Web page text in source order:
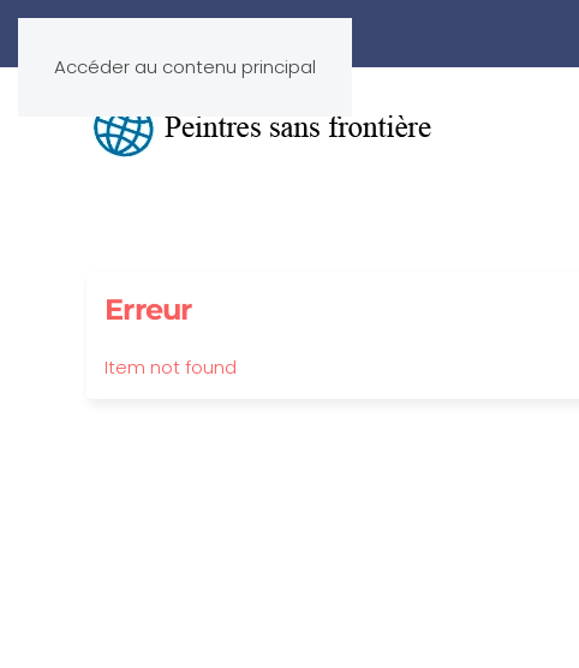
Accéder au contenu principal
Erreur
Item not found